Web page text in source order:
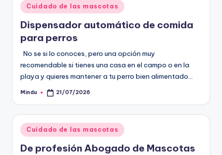
Publicado
en
Cuidado de las mascotas
Dispensador automático de comida
para perros
No se si lo conoces, pero una opción muy
recomendable si tienes una casa en el campo o en la
playa y quieres mantener a tu perro bien alimentado…
Publicado
Mindu 21/07/2026
Publicado
en
Cuidado de las mascotas
De profesión Abogado de Mascotas